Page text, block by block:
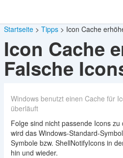
Startseite Tipps Icon Cache
Icon Cache
Falsche
Windows benutzt einen Cache für
überläuft
Folge sind nicht passende Icons
wird das Windows-Standard-
Symbole bzw. ShellNotifyIcons in
hin und wieder.